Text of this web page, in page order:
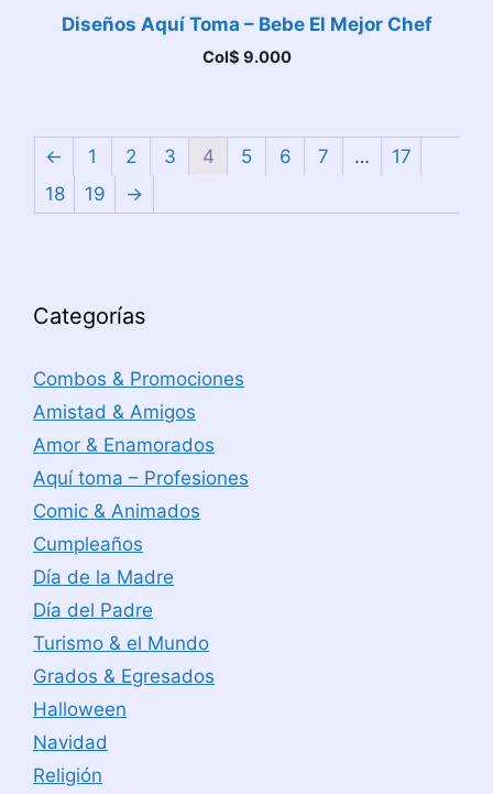
Diseños Aquí Toma – Bebe El Mejor Chef
Col$ 9.000
← 1 2 3 4 5 6 7 …
17
18
19 →
Categorías
Combos & Promociones
Amistad & Amigos
Amor & Enamorados
Aquí toma – Profesiones
Comic & Animados
Cumpleaños
Día de la Madre
Día del Padre
Turismo & el Mundo
Grados & Egresados
Halloween
Navidad
Religión